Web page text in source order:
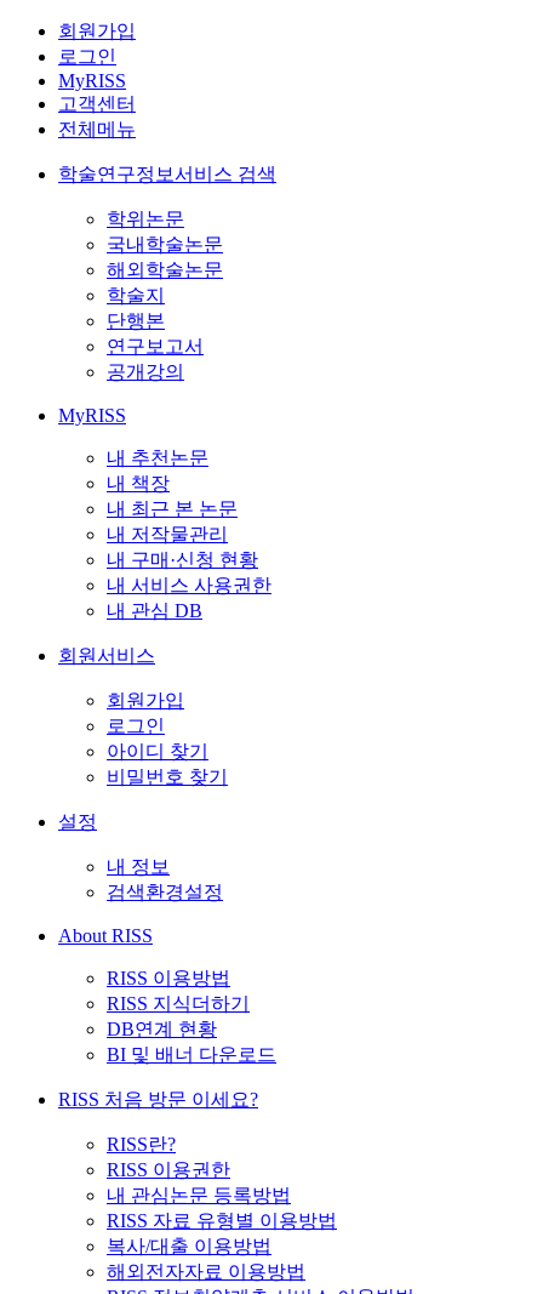
회원가입
로그인
MyRISS
고객센터
전체메뉴
학술연구정보서비스 검색
학위논문
국내학술논문
해외학술논문
학술지
단행본
연구보고서
공개강의
MyRISS
내 추천논문
내 책장
내 최근 본 논문
내 저작물관리
내 구매·신청 현황
내 서비스 사용권한
내 관심 DB
회원서비스
회원가입
로그인
아이디 찾기
비밀번호 찾기
설정
내 정보
검색환경설정
About RISS
RISS 이용방법
RISS 지식더하기
DB연계 현황
BI 및 배너 다운로드
RISS 처음 방문 이세요?
RISS란?
RISS 이용권한
내 관심논문 등록방법
RISS 자료 유형별 이용방법
복사/대출 이용방법
해외전자자료 이용방법